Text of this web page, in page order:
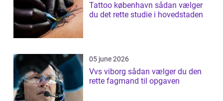
Tattoo københavn sådan vælger
du det rette studie i hovedstaden
05 june 2026
Vvs viborg sådan vælger du den
rette fagmand til opgaven